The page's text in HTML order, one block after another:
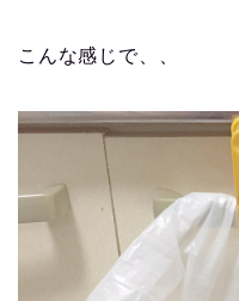
こんな感じで、、